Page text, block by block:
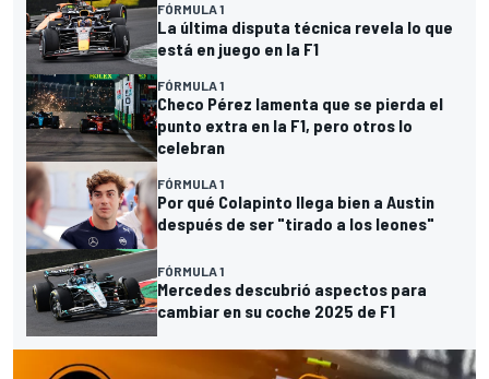
FÓRMULA 1
La última disputa técnica revela lo que
está en juego en la F1
FÓRMULA 1
Checo Pérez lamenta que se pierda el
punto extra en la F1, pero otros lo
celebran
FÓRMULA 1
Por qué Colapinto llega bien a Austin
después de ser "tirado a los leones"
FÓRMULA 1
Mercedes descubrió aspectos para
cambiar en su coche 2025 de F1